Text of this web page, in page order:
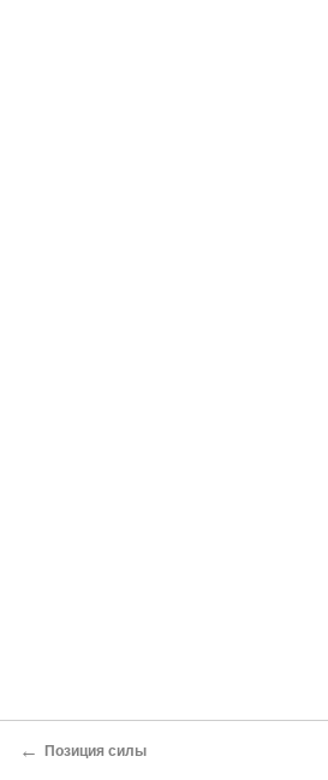
← Позиция силы